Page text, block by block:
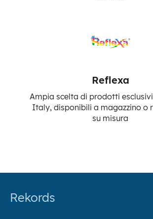
Reflexa
Ampia scelta di prodotti
Italy, disponibili a magazzino o
su misura
Rekords